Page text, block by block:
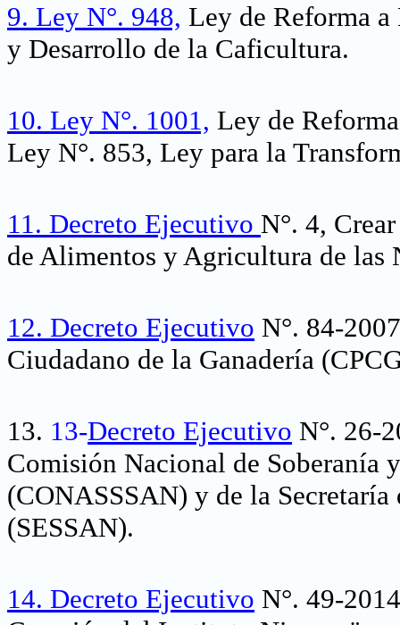
9. Ley N°. 948, Ley de Reforma
y Desarrollo de la Caficultura.
10. Ley N°. 1001, Ley de
Ley N°. 853, Ley para la
11. Decreto Ejecutivo N°. 4,
de Alimentos y Agricultura de las
12. Decreto Ejecutivo N°. 84-
Ciudadano de la Ganadería
13. 13-Decreto Ejecutivo N°. 26-
Comisión Nacional de
(CONASSSAN) y de la
(SESSAN).
14. Decreto Ejecutivo N°. 49-